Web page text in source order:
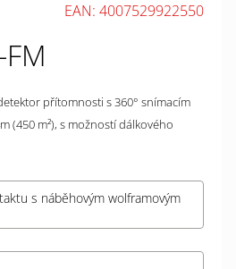
EAN: 4007529922550
přítomnosti s 360° snímacím
(450 m²), s možností dálkového
s náběhovým wolframovým